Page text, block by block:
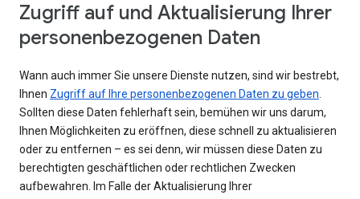
Zugriff auf und Aktualisierung Ihrer
personenbezogenen Daten
Wann auch immer Sie unsere Dienste nutzen, sind wir bestrebt,
Ihnen Zugriff auf Ihre personenbezogenen Daten zu geben.
Sollten diese Daten fehlerhaft sein, bemühen wir uns darum,
Ihnen Möglichkeiten zu eröffnen, diese schnell zu aktualisieren
oder zu entfernen – es sei denn, wir müssen diese Daten zu
berechtigten geschäftlichen oder rechtlichen Zwecken
aufbewahren. Im Falle der Aktualisierung Ihrer